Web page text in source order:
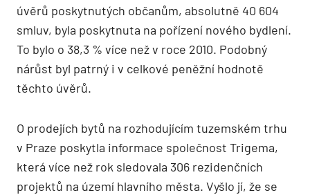
úvěrů poskytnutých občanům, ­absolutně 40 604
smluv, byla poskytnuta na pořízení nového bydlení.
To bylo o 38,3 % více než v roce 2010. Podobný
nárůst byl patrný i v celkové peněžní hodnotě
těchto úvěrů.
O prodejích bytů na rozhodujícím tuzemském trhu
v Praze poskytla informace společnost Trigema,
která více než rok sledovala 306 rezidenčních
projektů na území hlavního města. Vyšlo jí, že se